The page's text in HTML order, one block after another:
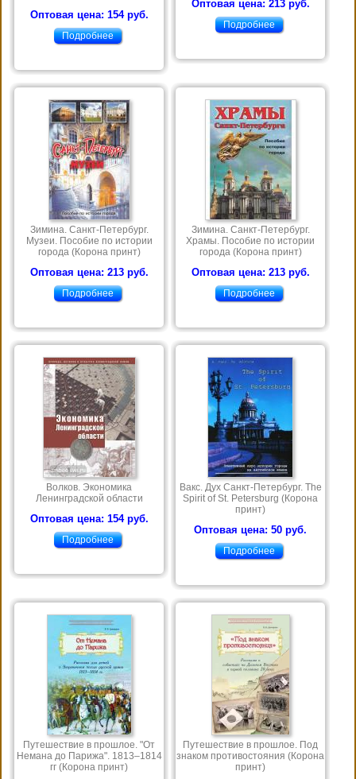
Оптовая цена: 154 руб.
Подробнее
Оптовая цена: 213 руб.
Подробнее
Зимина. Санкт-Петербург.
Музеи. Пособие по истории
города (Корона принт)
Оптовая цена: 213 руб.
Подробнее
Зимина. Санкт-Петербург.
Храмы. Пособие по истории
города (Корона принт)
Оптовая цена: 213 руб.
Подробнее
Волков. Экономика
Ленинградской области
Оптовая цена: 154 руб.
Подробнее
Вакс. Дух Санкт-Петербург. The
Spirit of St. Petersburg (Корона
принт)
Оптовая цена: 50 руб.
Подробнее
Путешествие в прошлое. "От
Немана до Парижа". 1813–1814
гг (Корона принт)
Путешествие в прошлое. Под
знаком противостояния (Корона
принт)